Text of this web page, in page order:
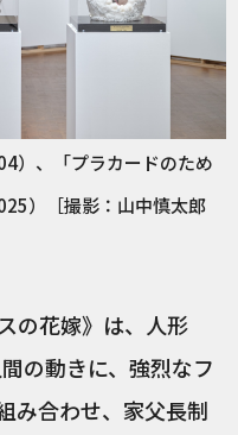
）、「プラカードのため
）［撮影：山中慎太郎
の花嫁》は、人形
の動きに、強烈なフ
み合わせ、家父長制